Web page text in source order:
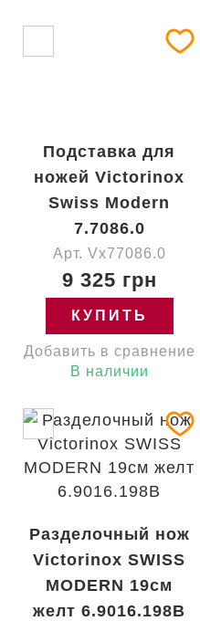
Подставка для
ножей Victorinox
Swiss Modern
7.7086.0
Арт. Vx77086.0
9 325 грн
КУПИТЬ
Добавить в сравнение
В наличии
Разделочный нож
Victorinox SWISS
MODERN 19см
желт 6.9016.198B